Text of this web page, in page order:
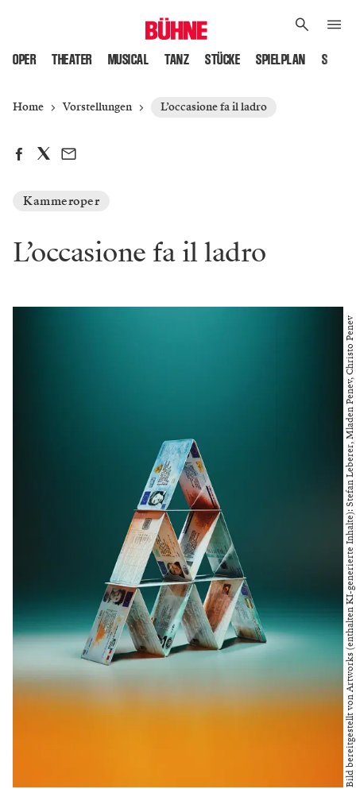
OPER THEATER MUSICAL TANZ STÜCKE SPIELPLAN
Home Vorstellungen L’occasione fa il ladro
Kammeroper
L’occasione fa il ladro
Bild bereitgestellt von Artworks (enthalten KI-generierte Inhalte): Stefan Leberer, Mladen Penev, Christo Penev